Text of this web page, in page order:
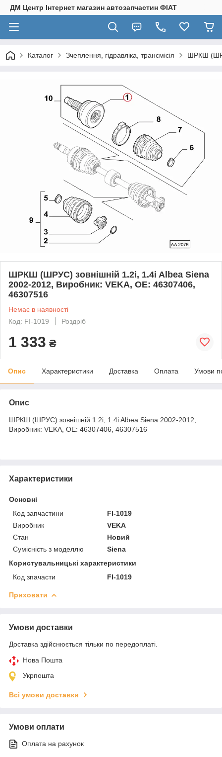
ДМ Центр Інтернет магазин автозапчастин ФІАТ
Каталог Зчеплення, гідравліка, трансмісія ШРКШ
ШРКШ (ШРУС) зовнішній 1.2i, 1.4i Albea Siena
2002-2012, Виробник: VEKA, OE: 46307406,
46307516
Немає в наявності
Код: FI-1019
Роздріб
1 333 ₴
Опис Характеристики Доставка Оплата Умови
Опис
ШРКШ (ШРУС) зовнішній 1.2i, 1.4i Albea Siena 2002-2012,
Виробник: VEKA, OE: 46307406, 46307516
Характеристики
Основні
Код запчастини
FI-1019
Виробник
VEKA
Стан
Новий
Сумісність з моделлю
Siena
Користувальницькі характеристики
Код зпачасти
FI-1019
Приховати
Умови доставки
Доставка здійснюється тільки по передоплаті.
Нова Пошта
Укрпошта
Всі умови доставки
Умови оплати
Оплата на рахунок